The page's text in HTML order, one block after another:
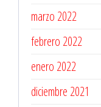
marzo 2022
febrero 2022
enero 2022
diciembre 2021